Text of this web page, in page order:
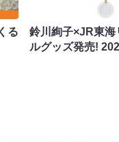
る
鈴川絢子×JR東海
ルグッズ発売!